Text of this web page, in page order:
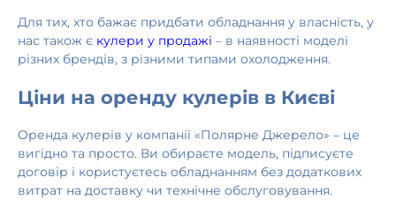
Для тих, хто бажає придбати обладнання у власність, у
нас також є кулери у продажі – в наявності моделі
різних брендів, з різними типами охолодження.
Ціни на оренду кулерів в Києві
Оренда кулерів у компанії «Полярне Джерело» – це
вигідно та просто. Ви обираєте модель, підписуєте
договір і користуєтесь обладнанням без додаткових
витрат на доставку чи технічне обслуговування.